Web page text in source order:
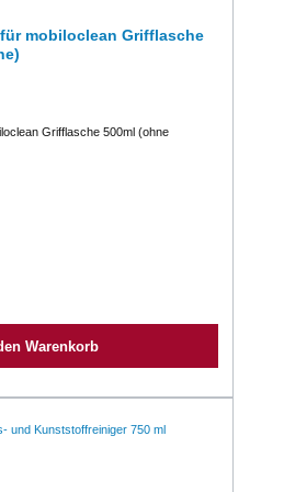
mobiloclean Grifflasche
Grifflasche 500ml (ohne
Warenkorb